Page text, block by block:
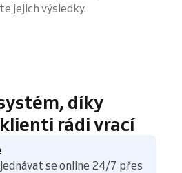
jejich výsledky.
díky
rádi vrací
se online 24/7 přes